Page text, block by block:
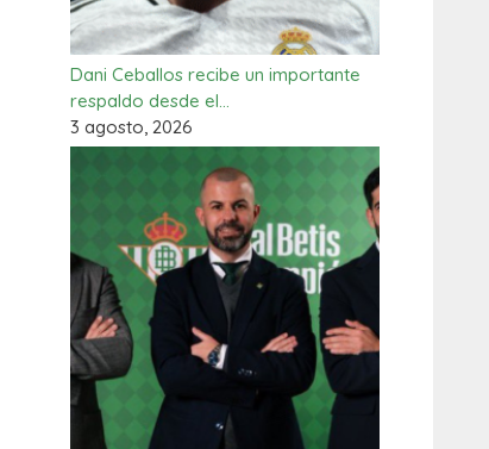
Dani Ceballos recibe un importante
respaldo desde el…
3 agosto, 2026